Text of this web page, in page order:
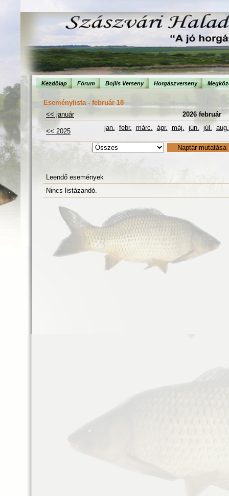
Kezdõlap Fórum Bojlis Verseny Horgászverseny
Eseménylista - február 18
<< január
2026 február
<< 2025 jan. febr. márc. ápr. máj. jún. júl. aug.
Leendő események
Nincs listázandó.